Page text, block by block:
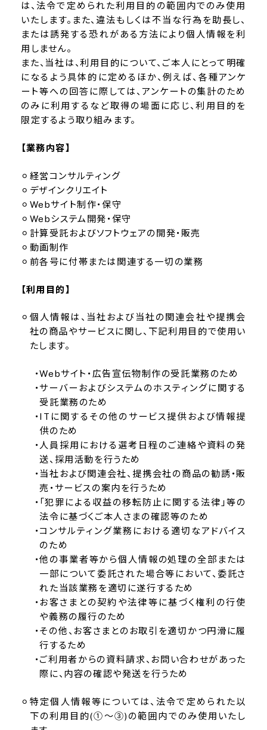
は、法令で定められた利用目的の範囲内でのみ使用
いたします。また、違法もしくは不当な行為を助長し、
または誘発する恐れがある方法により個人情報を利
用しません。
また、当社は、利用目的について、ご本人にとって明確
になるよう具体的に定めるほか、例えば、各種アンケ
ート等への回答に際しては、アンケートの集計のため
のみに利用するなど取得の場面に応じ、利用目的を
限定するよう取り組みます。
【業務内容】
経営コンサルティング
デザインクリエイト
Webサイト制作・保守
Webシステム開発・保守
計算受託およびソフトウェアの開発・販売
動画制作
前各号に付帯または関連する一切の業務
【利用目的】
個人情報は、当社および当社の関連会社や提携会
社の商品やサービスに関し、下記利用目的で使用い
たします。
Webサイト・広告宣伝物制作の受託業務のため
サーバーおよびシステムのホスティングに関する
受託業務のため
ITに関するその他のサービス提供および情報提
供のため
人員採用における選考日程のご連絡や資料の発
送、採用活動を行うため
当社および関連会社、提携会社の商品の勧誘・販
売・サービスの案内を行うため
「犯罪による収益の移転防止に関する法律」等の
法令に基づくご本人さまの確認等のため
コンサルティング業務における適切なアドバイス
のため
他の事業者等から個人情報の処理の全部または
一部について委託された場合等において、委託さ
れた当該業務を適切に遂行するため
お客さまとの契約や法律等に基づく権利の行使
や義務の履行のため
その他、お客さまとのお取引を適切かつ円滑に履
行するため
ご利用者からの資料請求、お問い合わせがあった
際に、内容の確認や発送を行うため
特定個人情報等については、法令で定められた以
下の利用目的(①～③)の範囲内でのみ使用いたし